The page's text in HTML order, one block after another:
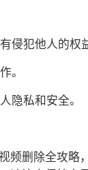
侵犯他人的权
。
隐私和安全。
频删除全攻略